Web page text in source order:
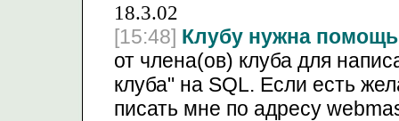
18.3.02
[15:48] Клубу нужна помощь
от члена(ов) клуба для
клуба" на SQL. Если есть
писать мне по адресу